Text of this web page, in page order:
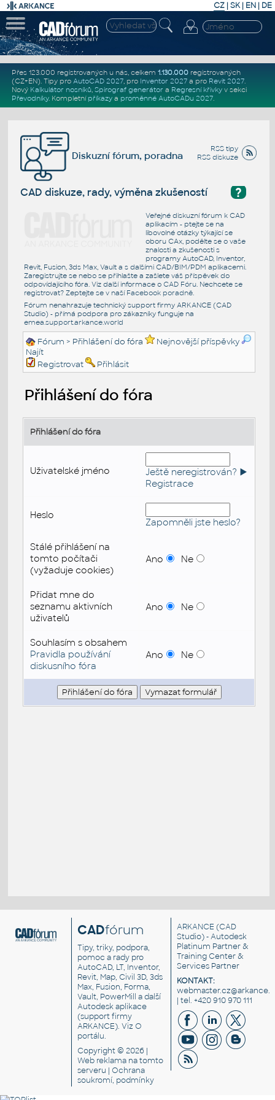
CZ | SK| EN | DE
Přes 123.000 registrovaných u nás, celkem 1.130.000registrovaných
(CZ+EN). Tipy pro AutoCAD 2027, pro Inventor 2027a pro Revit 2027.
Nový Kalkulátor nosníků, Spirograf generátor a Regresní křivkyv sekci
Převodníky. Kompletní příkazya proměnné AutoCADu 2027.
RSS tipy
RSS diskuze
Diskuzní fórum, poradna
?
CAD diskuze, rady, výměna zkušeností
Veřejné diskuzní fórum k CAD
aplikacím - ptejte se na
libovolné otázky týkající se
oboru CAx, podělte se o vaše
znalosti a zkušenosti s
programy AutoCAD, Inventor,
Revit, Fusion, 3ds Max, Vault a s dalšími CAD/BIM/PDM aplikacemi.
Zaregistrujte se nebo se přihlašte a zašlete váš příspěvek do
odpovídajícího fóra. Viz další informace o CAD Fóru. Nechcete se
registrovat? Zeptejte se v naší Facebook poradně.
Fórum nenahrazuje technický support firmy ARKANCE (CAD
Studio) - přímá podpora pro zákazníky funguje na
emea.support.arkance.world
Fórum > Přihlášení do fóra
Nejnovější příspěvky
Najít
Registrovat
Přihlásit
Přihlášení do fóra
Přihlášení do fóra
Uživatelské jméno
Ještě neregistrován? ►
Registrace
Heslo
Zapomněli jste heslo?
Stálé přihlášení na
tomto počítači
(vyžaduje cookies)
Ano Ne
Přidat mne do
seznamu aktivních
uživatelů
Ano Ne
Souhlasím s obsahem
Pravidla používání
diskusního fóra
Ano Ne
CADfórum
Tipy, triky, podpora,
pomoc a rady pro
AutoCAD, LT, Inventor,
Revit, Map, Civil 3D, 3ds
Max, Fusion, Forma,
Vault, PowerMill a další
Autodesk aplikace
(support firmy
ARKANCE). VizO
portálu.
Copyright © 2026 |
Web reklama na tomto
serveru |Ochrana
soukromí, podmínky
ARKANCE (CAD
Studio) - Autodesk
Platinum Partner &
Training Center &
Services Partner
KONTAKT:
| tel. +420 910 970 111